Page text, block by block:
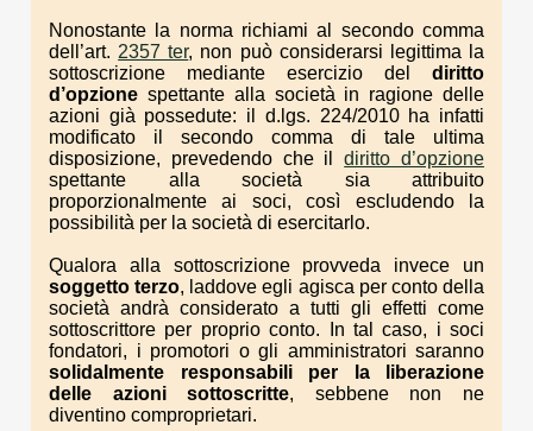
Nonostante la norma richiami al secondo comma
dell’art. 2357 ter, non può considerarsi legittima la
sottoscrizione mediante esercizio del diritto
d’opzione spettante alla società in ragione delle
azioni già possedute: il d.lgs. 224/2010 ha infatti
modificato il secondo comma di tale ultima
disposizione, prevedendo che ildiritto d’opzione
spettante alla società sia attribuito
proporzionalmente ai soci, così escludendo la
possibilità per la società di esercitarlo.
Qualora alla sottoscrizione provveda invece un
soggetto terzo, laddove egli agisca per conto della
società andrà considerato a tutti gli effetti come
sottoscrittore per proprio conto. In tal caso, i soci
fondatori, i promotori o gli amministratori saranno
solidalmente responsabili per la liberazione
delle azioni sottoscritte, sebbene non ne
diventino comproprietari.